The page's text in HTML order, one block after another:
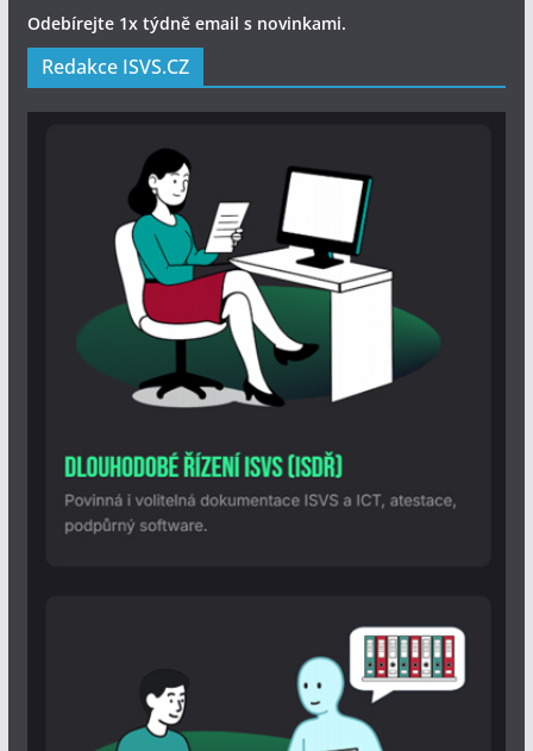
Odebírejte 1x týdně email s novinkami.
Redakce ISVS.CZ